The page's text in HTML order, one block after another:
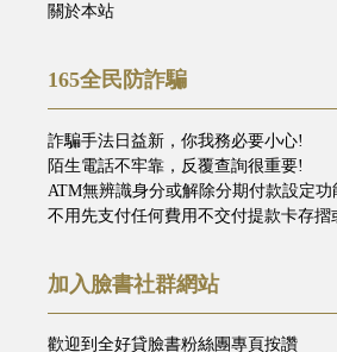
關於本站
165全民防詐騙
詐騙手法日益新，你我務必要小心!
陌生電話不牢靠，反覆查詢很重要!
ATM無辨識身分或解除分期付款設定功
不用先支付任何費用不交付提款卡存摺
加入臉書社群網站
歡迎到全好貸臉書粉絲團專頁按讚